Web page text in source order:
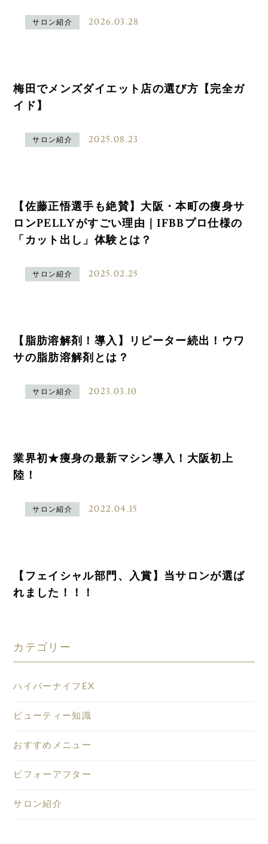
サロン紹介 2026.03.28
梅田でメンズダイエット店の選び方【完全ガ
イド】
サロン紹介 2025.08.23
【佐藤正悟選手も絶賛】大阪・本町の痩身サ
ロンPELLYがすごい理由｜IFBBプロ仕様の
「カット出し」体験とは？
サロン紹介 2025.02.25
【脂肪溶解剤！導入】リピーター続出！ウワ
サの脂肪溶解剤とは？
サロン紹介 2023.03.10
業界初★痩身の最新マシン導入！大阪初上
陸！
サロン紹介 2022.04.15
【フェイシャル部門、入賞】当サロンが選ば
れました！！！
カテゴリー
ハイパーナイフEX
ビューティー知識
おすすめメニュー
ビフォーアフター
サロン紹介